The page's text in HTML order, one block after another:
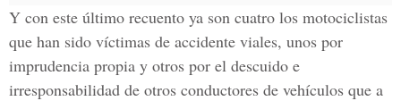
Y con este último recuento ya son cuatro los motociclistas
que han sido víctimas de accidente viales, unos por
imprudencia propia y otros por el descuido e
irresponsabilidad de otros conductores de vehículos que a